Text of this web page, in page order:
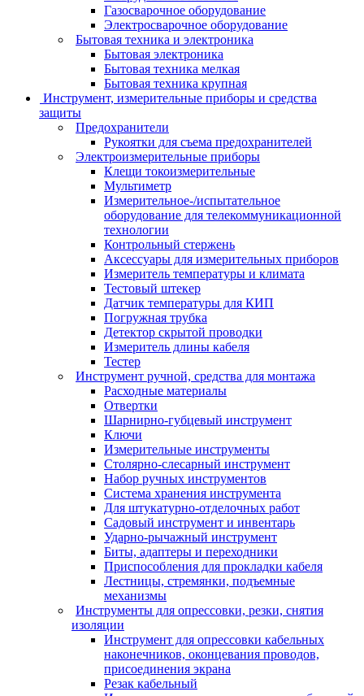
Газосварочное оборудование
Электросварочное оборудование
Бытовая техника и электроника
Бытовая электроника
Бытовая техника мелкая
Бытовая техника крупная
Инструмент, измерительные приборы и средства
защиты
Предохранители
Рукоятки для съема предохранителей
Электроизмерительные приборы
Клещи токоизмерительные
Мультиметр
Измерительное-/испытательное
оборудование для телекоммуникационной
технологии
Контрольный стержень
Аксессуары для измерительных приборов
Измеритель температуры и климата
Тестовый штекер
Датчик температуры для КИП
Погружная трубка
Детектор скрытой проводки
Измеритель длины кабеля
Тестер
Инструмент ручной, средства для монтажа
Расходные материалы
Отвертки
Шарнирно-губцевый инструмент
Ключи
Измерительные инструменты
Столярно-слесарный инструмент
Набор ручных инструментов
Система хранения инструмента
Для штукатурно-отделочных работ
Садовый инструмент и инвентарь
Ударно-рычажный инструмент
Биты, адаптеры и переходники
Приспособления для прокладки кабеля
Лестницы, стремянки, подъемные
механизмы
Инструменты для опрессовки, резки, снятия
изоляции
Инструмент для опрессовки кабельных
наконечников, оконцевания проводов,
присоединения экрана
Резак кабельный